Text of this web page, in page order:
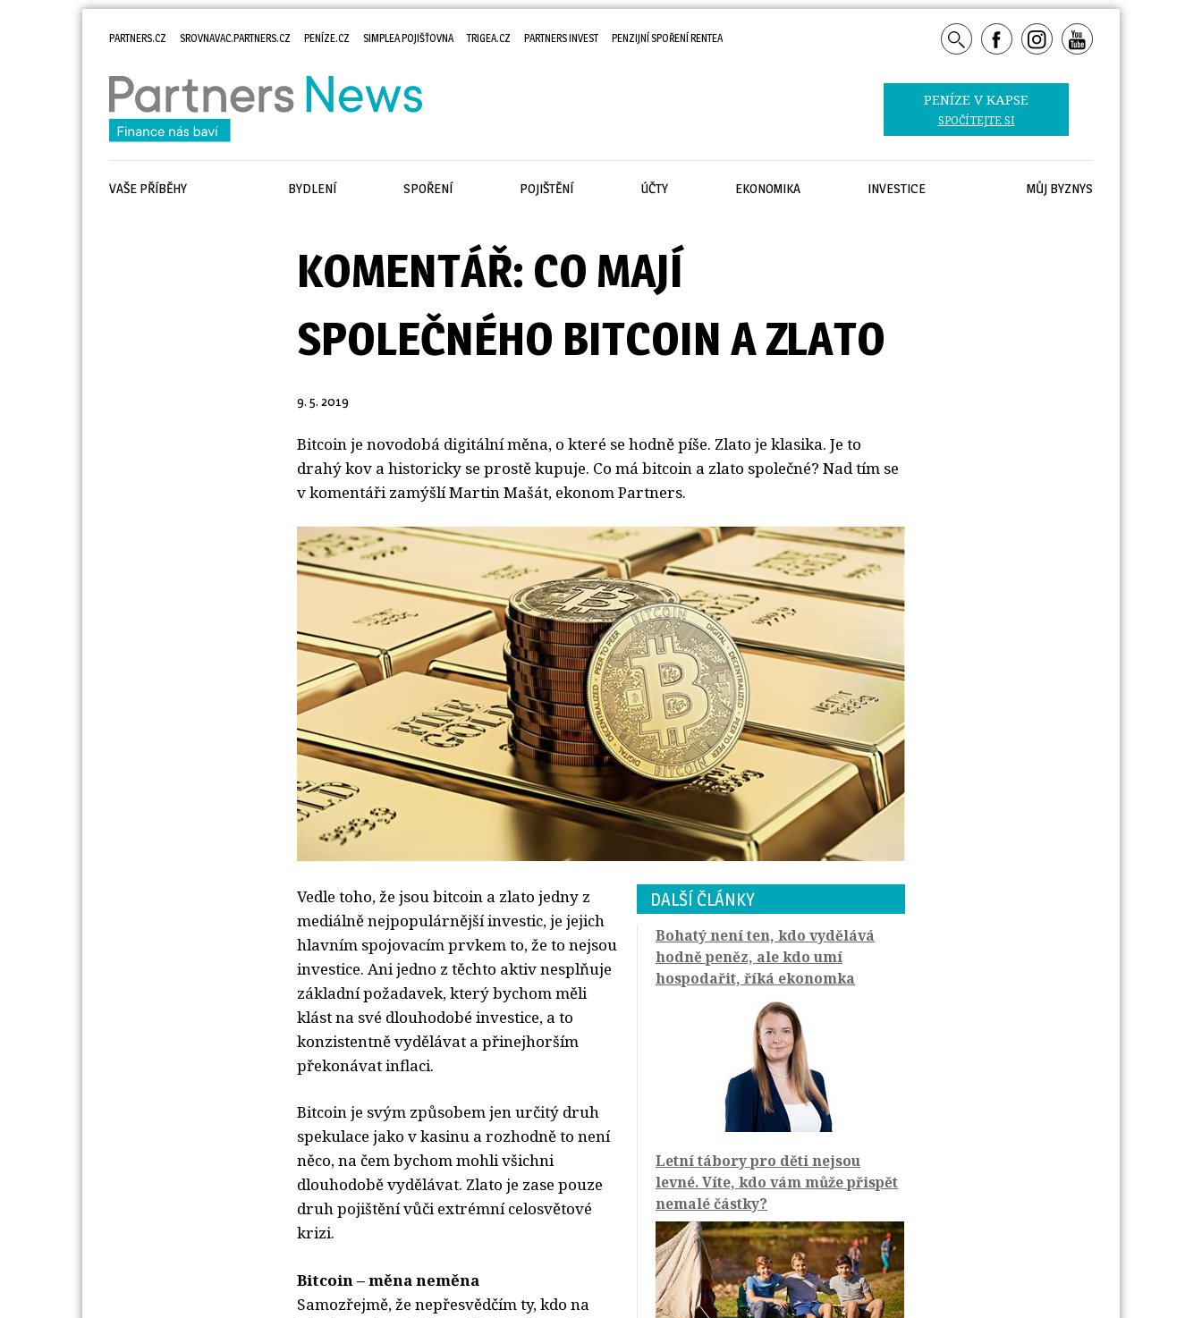
KOMENTÁŘ: CO MAJÍ
SPOLEČNÉHO BITCOIN A ZLATO
9. 5. 2019
Bitcoin je novodobá digitální měna, o které se hodně píše. Zlato je klasika. Je to
drahý kov a historicky se prostě kupuje. Co má bitcoin a zlato společné? Nad tím se
v komentáři zamýšlí Martin Mašát, ekonom Partners.
DALŠÍ ČLÁNKY
Bohatý není ten, kdo vydělává
hodně peněz, ale kdo umí
hospodařit, říká ekonomka
Letní tábory pro děti nejsou
levné. Víte, kdo vám může přispět
nemalé částky?
Vedle toho, že jsou bitcoin a zlato jedny z
mediálně nejpopulárnější investic, je jejich
hlavním spojovacím prvkem to, že to nejsou
investice. Ani jedno z těchto aktiv nesplňuje
základní požadavek, který bychom měli
klást na své dlouhodobé investice, a to
konzistentně vydělávat a přinejhorším
překonávat inflaci.
Bitcoin je svým způsobem jen určitý druh
spekulace jako v kasinu a rozhodně to není
něco, na čem bychom mohli všichni
dlouhodobě vydělávat. Zlato je zase pouze
druh pojištění vůči extrémní celosvětové
krizi.
Bitcoin – měna neměna
Samozřejmě, že nepřesvědčím ty, kdo na
PARTNERS.CZ SROVNAVAC.PARTNERS.CZ PENÍZE.CZ SIMPLEA POJIŠŤOVNA TRIGEA.CZ PARTNERS INVEST PENZIJNÍ SPOŘENÍ RENTEA
PENÍZE V KAPSE
SPOČÍTEJTE SI
VAŠE PŘÍBĚHY BYDLENÍ SPOŘENÍ POJIŠTĚNÍ ÚČTY EKONOMIKA INVESTICE MŮJ BYZNYS